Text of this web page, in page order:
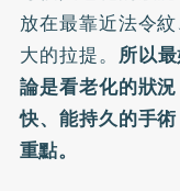
放在最靠近法令
大的拉提。 所以
論是看老化的狀
快、能持久的手
重點。